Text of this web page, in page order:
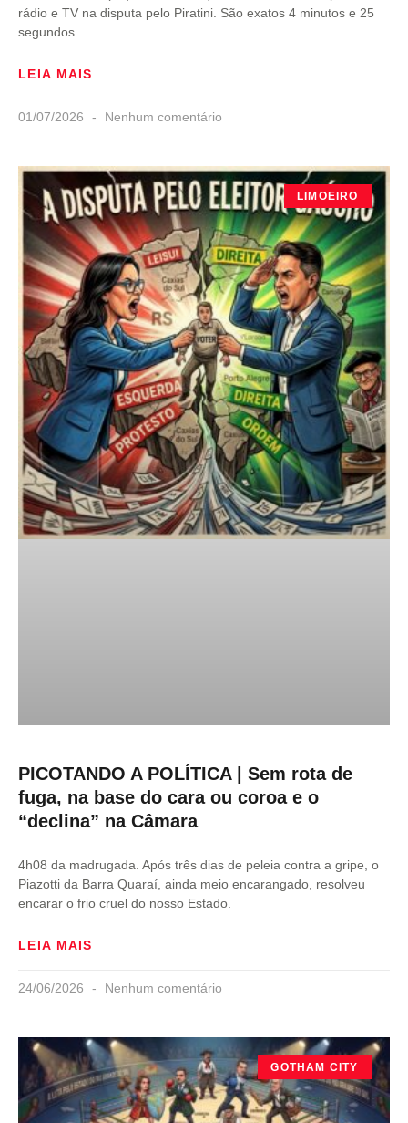
rádio e TV na disputa pelo Piratini. São exatos 4 minutos e 25
segundos.
LEIA MAIS
01/07/2026 Nenhum comentário
LIMOEIRO
PICOTANDO A POLÍTICA | Sem rota de
fuga, na base do cara ou coroa e o
“declina” na Câmara
4h08 da madrugada. Após três dias de peleia contra a gripe, o
Piazotti da Barra Quaraí, ainda meio encarangado, resolveu
encarar o frio cruel do nosso Estado.
LEIA MAIS
24/06/2026 Nenhum comentário
GOTHAM CITY